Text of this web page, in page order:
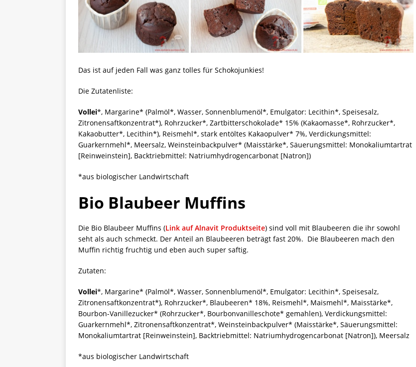
Das ist auf jeden Fall was ganz tolles für Schokojunkies!
Die Zutatenliste:
Vollei*, Margarine* (Palmöl*, Wasser, Sonnenblumenöl*, Emulgator: Lecithin*, Speisesalz,
Zitronensaftkonzentrat*), Rohrzucker*, Zartbitterschokolade* 15% (Kakaomasse*, Rohrzucker*,
Kakaobutter*, Lecithin*), Reismehl*, stark entöltes Kakaopulver* 7%, Verdickungsmittel:
Guarkernmehl*, Meersalz, Weinsteinbackpulver* (Maisstärke*, Säuerungsmittel: Monokaliumtartrat
[Reinweinstein], Backtriebmittel: Natriumhydrogencarbonat [Natron])
*aus biologischer Landwirtschaft
Bio Blaubeer Muffins
Die Bio Blaubeer Muffins (Link auf Alnavit Produktseite) sind voll mit Blaubeeren die ihr sowohl
seht als auch schmeckt. Der Anteil an Blaubeeren beträgt fast 20%. Die Blaubeeren mach den
Muffin richtig fruchtig und eben auch super saftig.
Zutaten:
Vollei*, Margarine* (Palmöl*, Wasser, Sonnenblumenöl*, Emulgator: Lecithin*, Speisesalz,
Zitronensaftkonzentrat*), Rohrzucker*, Blaubeeren* 18%, Reismehl*, Maismehl*, Maisstärke*,
Bourbon-Vanillezucker* (Rohrzucker*, Bourbonvanilleschote* gemahlen), Verdickungsmittel:
Guarkernmehl*, Zitronensaftkonzentrat*, Weinsteinbackpulver* (Maisstärke*, Säuerungsmittel:
Monokaliumtartrat [Reinweinstein], Backtriebmittel: Natriumhydrogencarbonat [Natron]), Meersalz
*aus biologischer Landwirtschaft